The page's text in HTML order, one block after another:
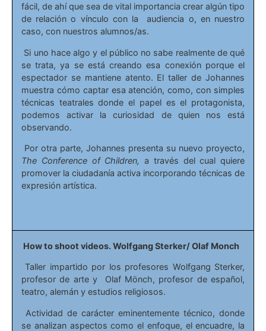
fácil, de ahí que sea de vital importancia crear algún tipo
de relación o vínculo con la audiencia o, en nuestro
caso, con nuestros alumnos/as.
Si uno hace algo y el público no sabe realmente de qué
se trata, ya se está creando esa conexión porque el
espectador se mantiene atento. El taller de Johannes
muestra cómo captar esa atención, como, con simples
técnicas teatrales donde el papel es el protagonista,
podemos activar la curiosidad de quien nos está
observando.
Por otra parte, Johannes presenta su nuevo proyecto,
The Conference of Children, a través del cual quiere
promover la ciudadanía activa incorporando técnicas de
expresión artística.
How to shoot videos. Wolfgang Sterker/ Olaf Monch
Taller impartido por los profesores Wolfgang Sterker,
profesor de arte y Olaf Mönch, profesor de español,
teatro, alemán y estudios religiosos.
Actividad de carácter eminentemente técnico, donde
se analizan aspectos como el enfoque, el encuadre, la